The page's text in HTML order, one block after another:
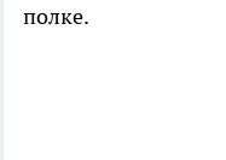
полке.